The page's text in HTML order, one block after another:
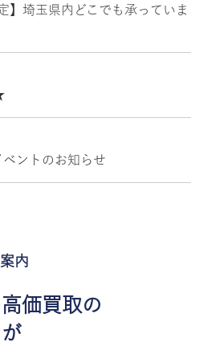
】埼玉県内どこでも承っていま
ベントのお知らせ
内
価買取の